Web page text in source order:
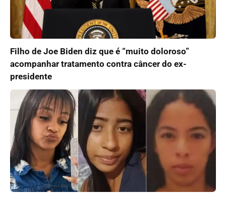
Filho de Joe Biden diz que é “muito doloroso”
acompanhar tratamento contra câncer do ex-
presidente